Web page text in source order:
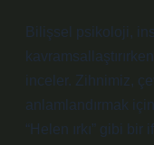
Bilişsel psikoloji,
inceler. Zihnimiz,
anlamlandırmak
“Helen ırkı” gibi bir